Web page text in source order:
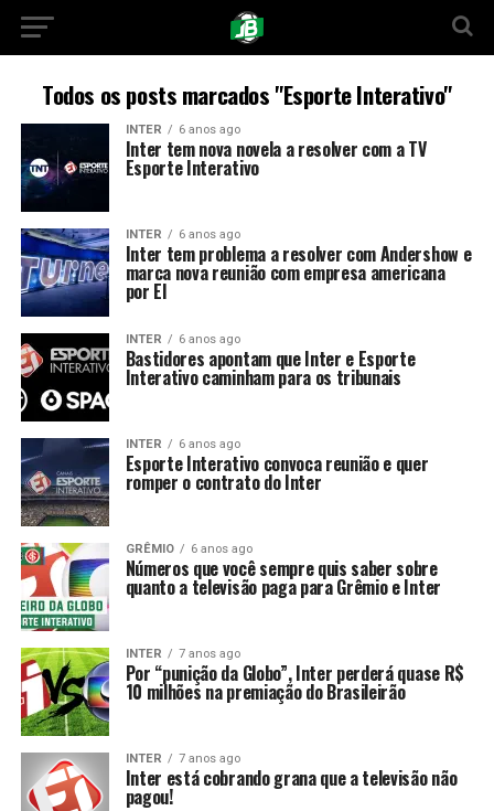
Todos os posts marcados "Esporte Interativo"
INTER 6 anos ago
Inter tem nova novela a resolver com a TV
Esporte Interativo
INTER 6 anos ago
Inter tem problema a resolver com Andershow e
marca nova reunião com empresa americana
por EI
INTER 6 anos ago
Bastidores apontam que Inter e Esporte
Interativo caminham para os tribunais
INTER 6 anos ago
Esporte Interativo convoca reunião e quer
romper o contrato do Inter
GRÊMIO 6 anos ago
Números que você sempre quis saber sobre
quanto a televisão paga para Grêmio e Inter
INTER 7 anos ago
Por “punição da Globo”, Inter perderá quase R$
10 milhões na premiação do Brasileirão
INTER 7 anos ago
Inter está cobrando grana que a televisão não
pagou!